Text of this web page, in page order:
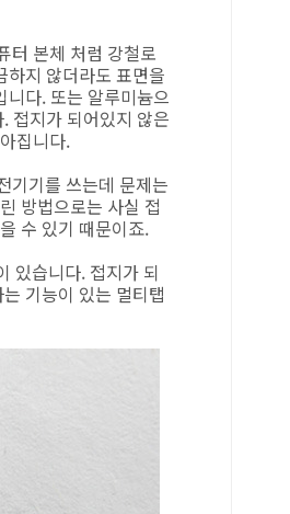
터 본체 처럼 강철로
하지 않더라도 표면을
다. 또는 알루미늄으
접지가 되어있지 않은
집니다.
기기를 쓰는데 문제는
방법으로는 사실 접
수 있기 때문이죠.
있습니다. 접지가 되
기능이 있는 멀티탭